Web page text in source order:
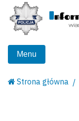
Menu
Strona główna